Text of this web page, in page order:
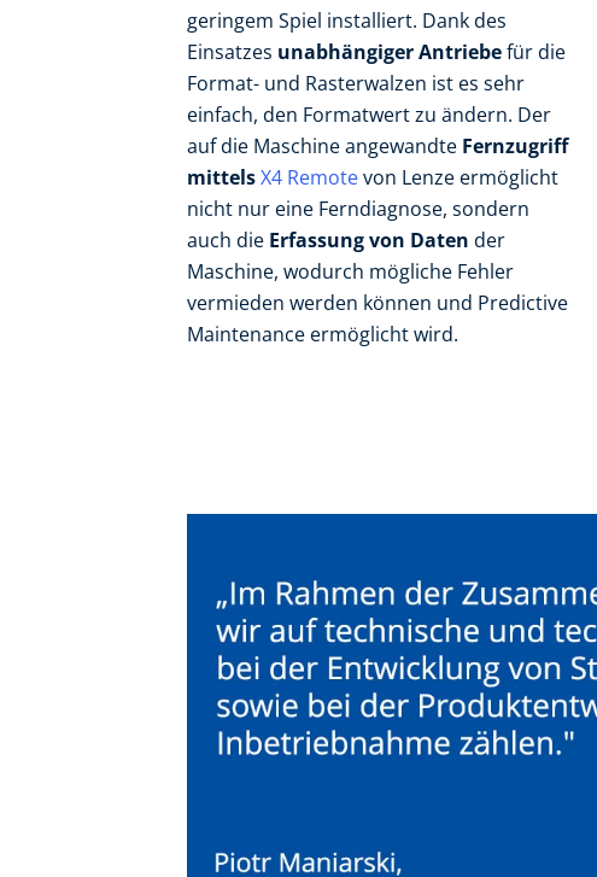
geringem Spiel installiert. Dank des
Einsatzes unabhängiger Antriebefür die
Format- und Rasterwalzen ist es sehr
einfach, den Formatwert zu ändern. Der
auf die Maschine angewandte Fernzugriff
mittelsX4 Remotevon Lenze ermöglicht
nicht nur eine Ferndiagnose, sondern
auch die Erfassung von Daten der
Maschine, wodurch mögliche Fehler
vermieden werden können und Predictive
Maintenance ermöglicht wird.